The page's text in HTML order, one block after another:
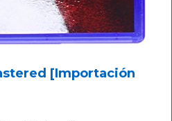
[Importación